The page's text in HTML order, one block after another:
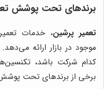
برندهای تحت پوشش
تعمیر پرشین، خدمات
موجود در بازار ارائه
کدام شرکت باشد،
برخی از برندهای تحت